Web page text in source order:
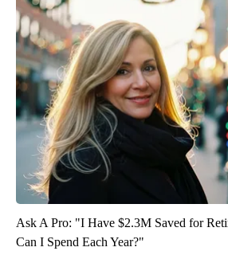
Ask A Pro: "I Have $2.3M Saved for
Can I Spend Each Year?"